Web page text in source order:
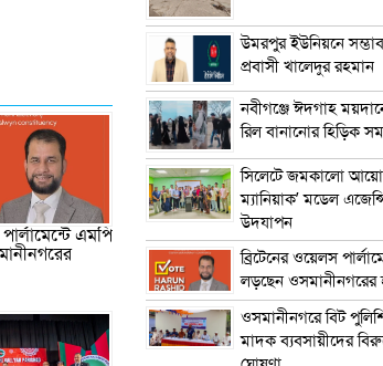
এমপি
উমরপুর ইউনিয়নে সম্ভাব্য
প্রবাসী খালেদুর রহমান
নবীগঞ্জে ঈদগাহ
রিল বানানোর হিড়িক
সিলেটে জমকালো
ম্যানিয়াক’ মডেল
উদযাপন
ব্রিটেনের ওয়েলস
লড়ছেন
ওসমানীনগরে বিট
মাদক ব্যবসায়ীদের